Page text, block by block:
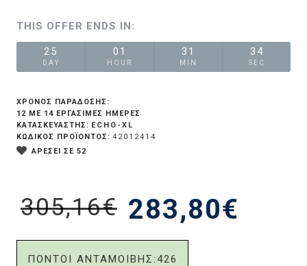
THIS OFFER ENDS IN:
25
DAY
01
HOUR
31
MIN
33
SEC
283,80€
305,16€
ΠΟΝΤΟΙ ΑΝΤΑΜΟΙΒΗΣ:426
ΧΡΟΝΟΣ ΠΑΡΑΔΟΣΗΣ:
12 ΜΕ 14 ΕΡΓΆΣΙΜΕΣ ΗΜΈΡΕΣ
ΚΑΤΑΣΚΕΥΑΣΤΗΣ: ECHO-XL
ΚΩΔΙΚΟΣ ΠΡΟΪΟΝΤΟΣ: 42012414
ΑΡΕΣΕΙ ΣΕ 52